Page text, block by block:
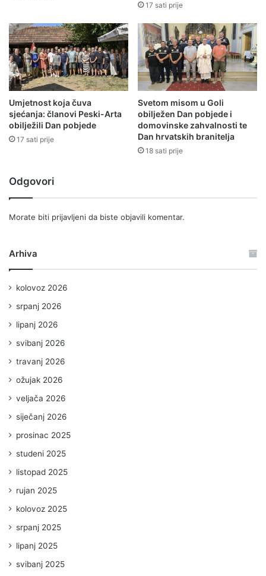
17 sati prije
Umjetnost koja čuva
sjećanja: članovi Peski-Arta
obilježili Dan pobjede
17 sati prije
Svetom misom u Goli
obilježen Dan pobjede i
domovinske zahvalnosti te
Dan hrvatskih branitelja
18 sati prije
Odgovori
Morate biti prijavljeni da biste objavili komentar.
Arhiva
kolovoz 2026
srpanj 2026
lipanj 2026
svibanj 2026
travanj 2026
ožujak 2026
veljača 2026
siječanj 2026
prosinac 2025
studeni 2025
listopad 2025
rujan 2025
kolovoz 2025
srpanj 2025
lipanj 2025
svibanj 2025